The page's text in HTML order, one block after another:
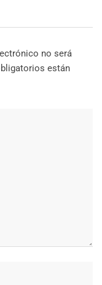
no será
están